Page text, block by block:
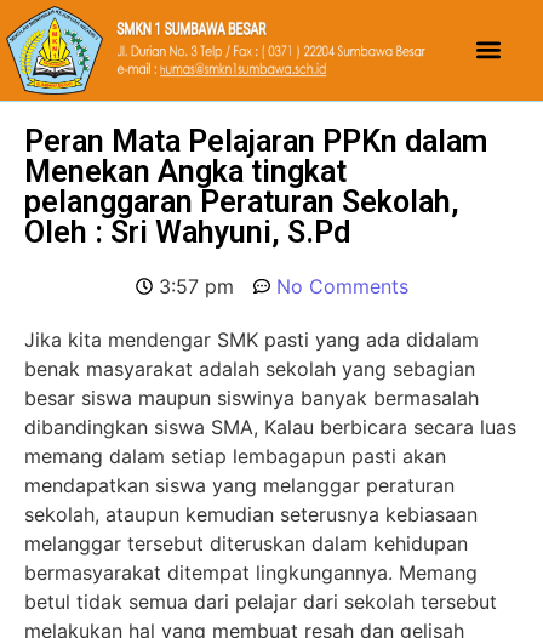
Peran Mata Pelajaran PPKn dalam
Menekan Angka tingkat
pelanggaran Peraturan Sekolah,
Oleh : Sri Wahyuni, S.Pd
3:57 pm No Comments
Jika kita mendengar SMK pasti yang ada didalam
benak masyarakat adalah sekolah yang sebagian
besar siswa maupun siswinya banyak bermasalah
dibandingkan siswa SMA, Kalau berbicara secara luas
memang dalam setiap lembagapun pasti akan
mendapatkan siswa yang melanggar peraturan
sekolah, ataupun kemudian seterusnya kebiasaan
melanggar tersebut diteruskan dalam kehidupan
bermasyarakat ditempat lingkungannya. Memang
betul tidak semua dari pelajar dari sekolah tersebut
melakukan hal yang membuat resah dan gelisah